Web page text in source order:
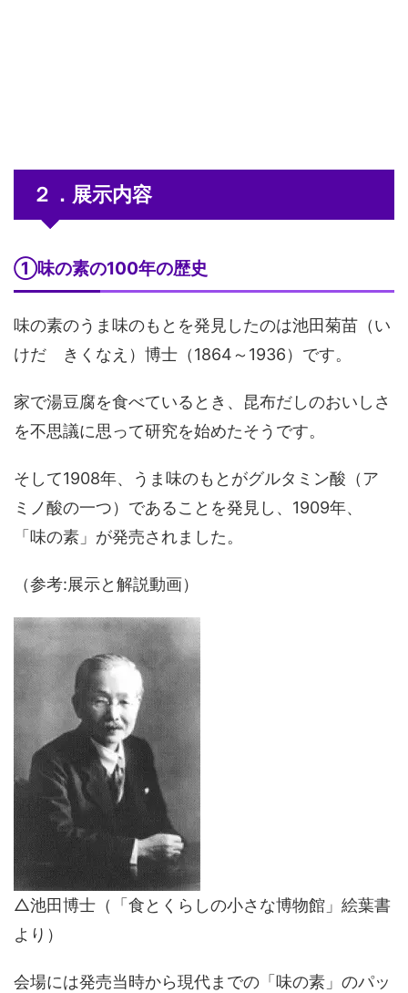
２．展示内容
①味の素の100年の歴史
味の素のうま味のもとを発見したのは池田菊苗（い
けだ きくなえ）博士（1864～1936）です。
家で湯豆腐を食べているとき、昆布だしのおいしさ
を不思議に思って研究を始めたそうです。
そして1908年、うま味のもとがグルタミン酸（ア
ミノ酸の一つ）であることを発見し、1909年、
「味の素」が発売されました。
（参考:展示と解説動画）
△池田博士（「食とくらしの小さな博物館」絵葉書
より）
会場には発売当時から現代までの「味の素」のパッ